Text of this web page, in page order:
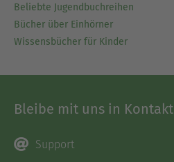
Beliebte Jugendbuchreihen
Bücher über Einhörner
Wissensbücher für Kinder
Bleibe mit uns in Kontakt
Support